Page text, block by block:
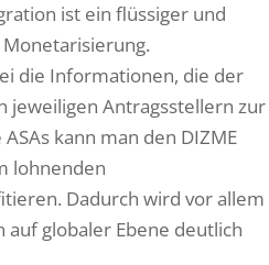
ist ein flüssiger und
die Informationen, die der
jeweiligen Antragsstellern zur
kann man den DIZME
lohnenden
Dadurch wird vor allem
globaler Ebene deutlich